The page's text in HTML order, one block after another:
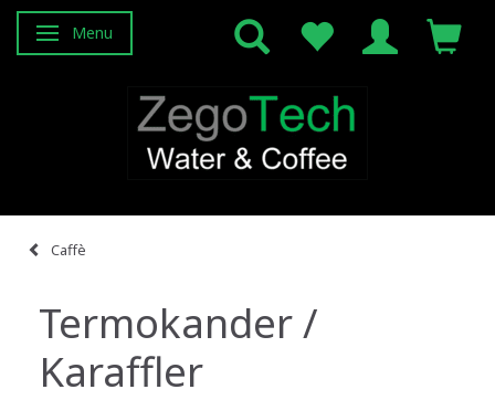
Attiva/disattiva navigazione
Menu
Caffè
Termokander /
Karaffler